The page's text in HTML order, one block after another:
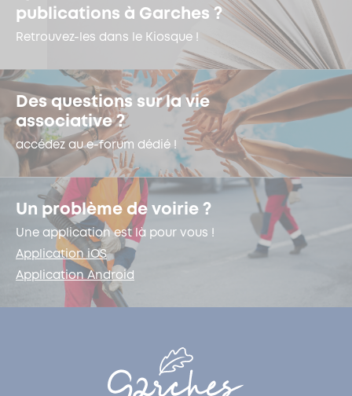
publications à Garches ?
Retrouvez-les dans le Kiosque !
Des questions sur la vie
associative ?
accédez au e-forum dédié !
Un problème de voirie ?
Une application est là pour vous !
Application iOS
Application Android